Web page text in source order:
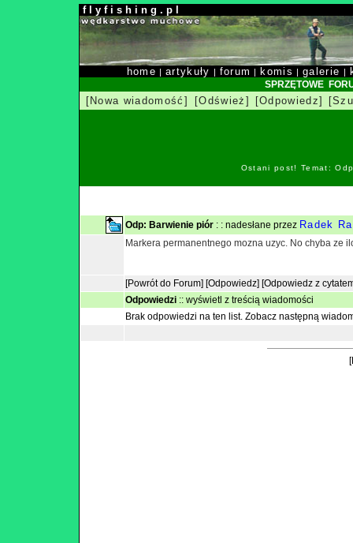
f l y f i s h i n g . p l
home |artykuły | forum | komis |galerie |
SPRZĘTOWE
[Nowa wiadomość] [Odśwież] [Odpowiedz]
Ostani post! Temat:
Odp: Barwienie piór : : nadesłane przez Radek
Markera permanentnego mozna uzyc. No chyba ze
[Powrót do Forum] [Odpowiedz] [Odpowiedz z
Odpowiedzi :: wyświetl z treścią wiadomości
Brak odpowiedzi na ten list. Zobacz następną